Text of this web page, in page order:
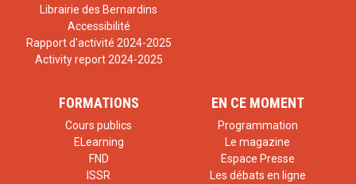
Librairie des Bernardins
Accessibilité
Rapport d'activité 2024-2025
Activity report 2024-2025
FORMATIONS
Cours publics
ELearning
FND
ISSR
EN CE MOMENT
Programmation
Le magazine
Espace Presse
Les débats en ligne